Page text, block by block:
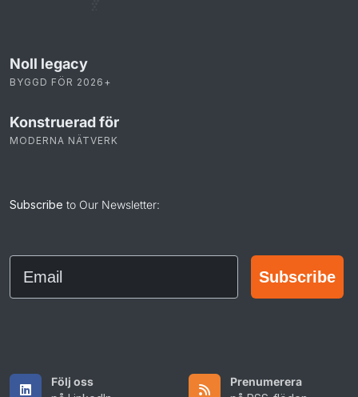
Noll legacy
BYGGD FÖR 2026+
Konstruerad för
MODERNA NÄTVERK
Subscribe to Our Newsletter:
Email
Subscribe
Följ oss
Prenumerera